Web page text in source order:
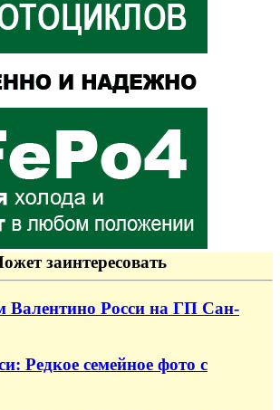
заинтересовать
Валентино Росси на ГП Сан-
Редкое семейное фото с